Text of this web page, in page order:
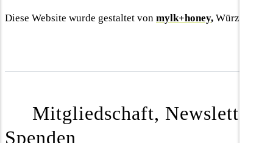
Diese Website wurde gestaltet von mylk+honey, Würzburg.
Mitgliedschaft, Newsletter,
Spenden